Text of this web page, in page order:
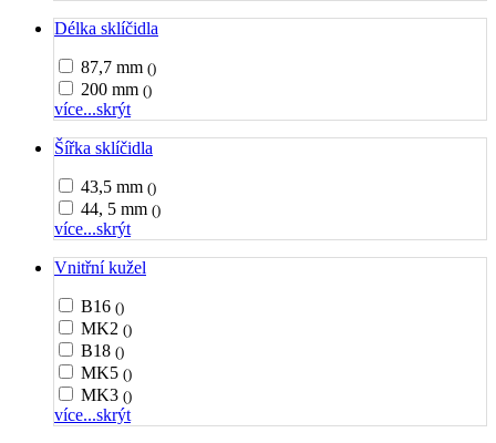
Délka sklíčidla
87,7 mm ()
200 mm ()
více...skrýt
Šířka sklíčidla
43,5 mm ()
44, 5 mm ()
více...skrýt
Vnitřní kužel
B16 ()
MK2 ()
B18 ()
MK5 ()
MK3 ()
více...skrýt